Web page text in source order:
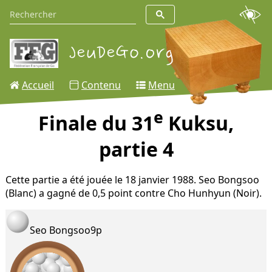
Accueil Contenu Menu
Finale du 31e Kuksu,
partie 4
Cette partie a été jouée le 18 janvier 1988. Seo Bongsoo
(Blanc) a gagné de 0,5 point contre Cho Hunhyun (Noir).
Seo Bongsoo9p